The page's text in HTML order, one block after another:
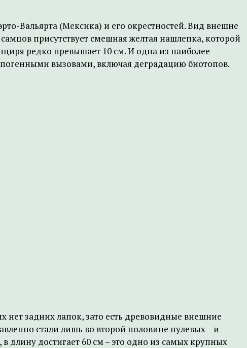
Вальярта (Мексика) и его окрестностей. Вид внешне
присутствует смешная желтая нашлепка, которой
редко превышает 10 см. И одна из наиболее
вызовами, включая деградацию биотопов.
нет задних лапок, зато есть древовидные внешние
стали лишь во второй половине нулевых – и
длину достигает 60 см – это одно из самых крупных